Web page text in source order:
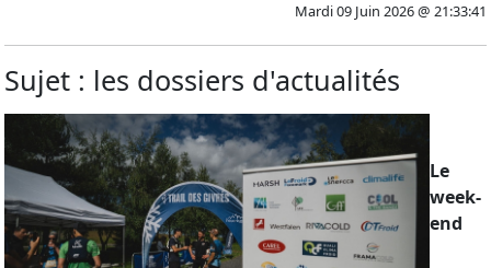
Mardi 09 Juin 2026 @ 21:33:41
Sujet : les dossiers d'actualités
Le
week-
end